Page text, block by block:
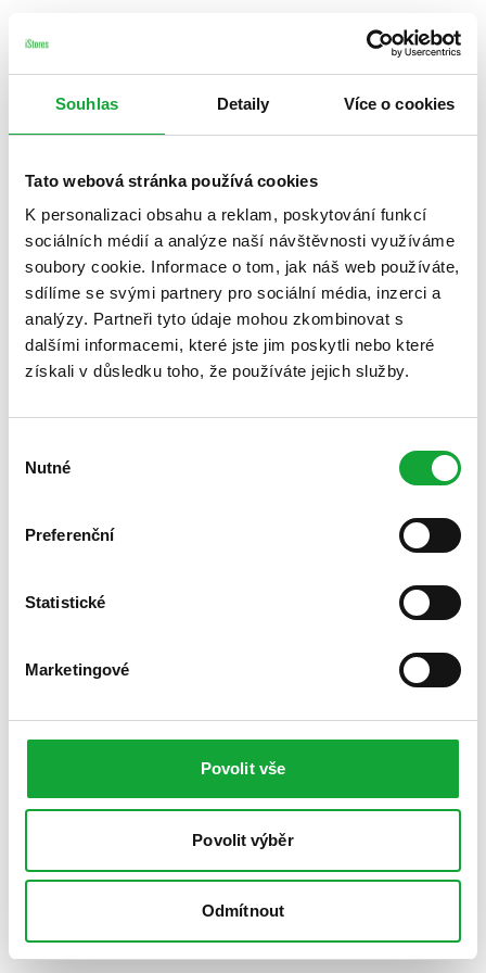
Souhlas Detaily Více o cookies
Tato webová stránka používá cookies
K personalizaci obsahu a reklam, poskytování funkcí
sociálních médií a analýze naší návštěvnosti využíváme
soubory cookie. Informace o tom, jak náš web používáte,
sdílíme se svými partnery pro sociální média, inzerci a
analýzy. Partneři tyto údaje mohou zkombinovat s
dalšími informacemi, které jste jim poskytli nebo které
získali v důsledku toho, že používáte jejich služby.
souhlasu
Nutné
Preferenční
Statistické
Marketingové
Povolit vše
Povolit výběr
Odmítnout